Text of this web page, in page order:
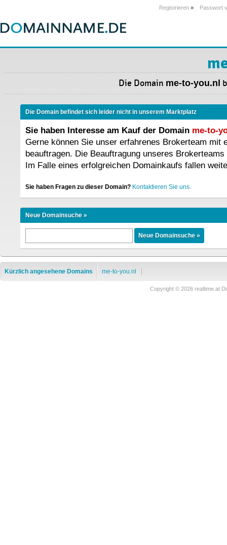
Registrieren » Passwort
Die Domain me-to-you.nl
Die Domain befindet sich leider nicht in unserem Marktplatz
Sie haben Interesse am Kauf der Domain me-to-
Gerne können Sie unser erfahrenes Brokerteam mit
beauftragen. Die Beauftragung unseres
Im Falle eines erfolgreichen Domainkaufs fallen
Sie haben Fragen zu dieser Domain? Kontaktieren Sie uns.
Neue Domainsuche »
Kürzlich angesehene Domains me-to-you.nl
Copyright © 2026 realtime.at